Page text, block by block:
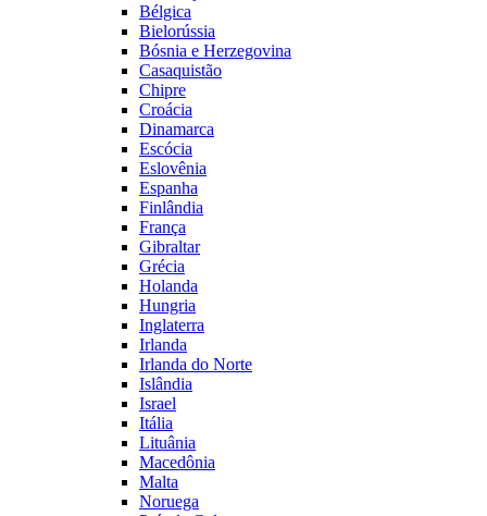
Bélgica
Bielorússia
Bósnia e Herzegovina
Casaquistão
Chipre
Croácia
Dinamarca
Escócia
Eslovênia
Espanha
Finlândia
França
Gibraltar
Grécia
Holanda
Hungria
Inglaterra
Irlanda
Irlanda do Norte
Islândia
Israel
Itália
Lituânia
Macedônia
Malta
Noruega